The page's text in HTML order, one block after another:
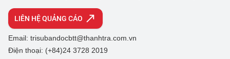
LIÊN HỆ QUẢNG CÁO
Email: trisubandocbtt@thanhtra.com.vn
Điện thoại: (+84)24 3728 2019